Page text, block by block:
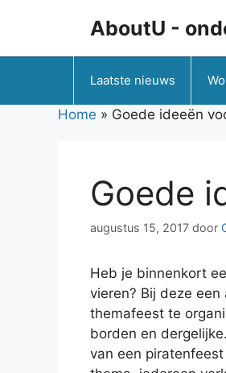
AboutU -
Laatste nieuws
Home » Goede ideeën
Goede
augustus 15, 2017 door
Heb je binnenkort
vieren? Bij deze
themafeest te
borden en
van een